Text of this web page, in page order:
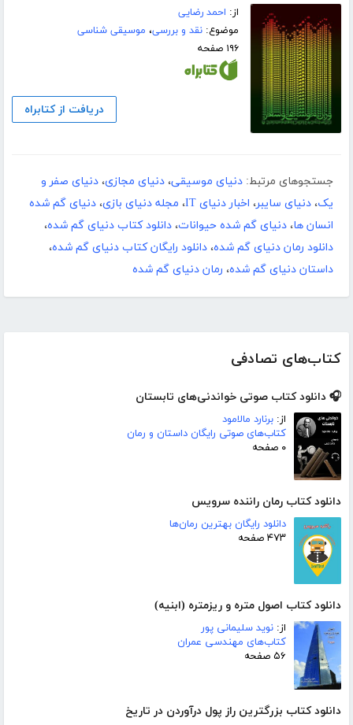
کتاب‌های تصادفی
🎧 دانلود کتاب صوتی خواندنی‌های تابستان
از: برنارد مالامود
کتاب‌های صوتی رایگان داستان و رمان
۰ صفحه
دانلود کتاب رمان راننده سرویس
دانلود رایگان بهترین رمان‌ها
۴۷۳ صفحه
دانلود کتاب اصول متره و ریزمتره (ابنیه)
از: نوید سلیمانی پور
کتاب‌های مهندسی عمران
۵۶ صفحه
دانلود کتاب بزرگترین راز پول درآوردن در تاریخ
از: احمد رضایی
موضوع:نقد و بررسی، موسیقی شناسی
۱۹۶ صفحه
دریافت از کتابراه
جستجوهای مرتبط: دنیای موسیقی، دنیای مجازی، دنیای صفر و
یک، دنیای سایبر، اخبار دنیای IT ، مجله دنیای بازی، دنیای گم شده
انسان ها، دنیای گم شده حیوانات، دانلود کتاب دنیای گم شده،
دانلود رمان دنیای گم شده، دانلود رایگان کتاب دنیای گم شده،
داستان دنیای گم شده، رمان دنیای گم شده